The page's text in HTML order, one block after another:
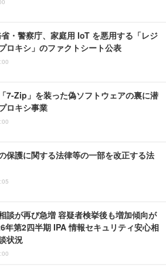
・警察庁、家庭用 IoT を悪用する「レジ
ロキシ」のファクトシート公表
7-Zip」を装った偽ソフトウェアの裏に潜
ロキシ事業
保護に関する法律等の一部を改正する法
談が再び急増 容疑者検挙後も増加傾向が
年第2四半期 IPA 情報セキュリティ安心相
状況